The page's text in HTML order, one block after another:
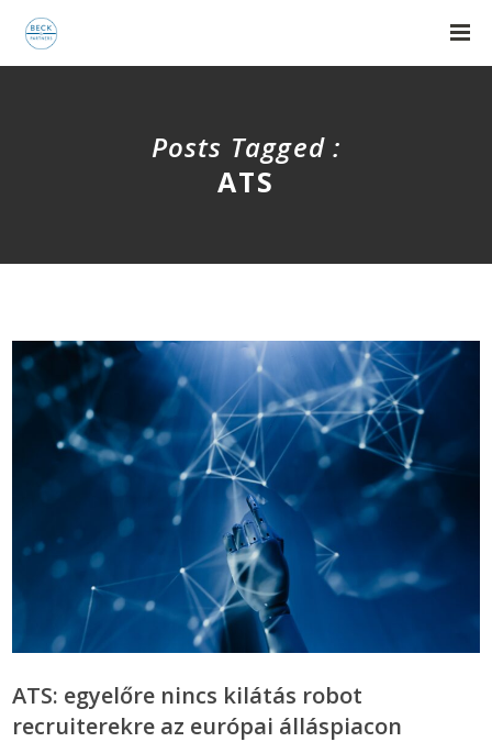
Posts Tagged :
ATS
ATS: egyelőre nincs kilátás robot
recruiterekre az európai álláspiacon